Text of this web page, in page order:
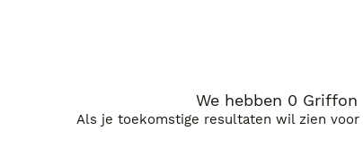
We hebben 0
Als je toekomstige resultaten wil zien